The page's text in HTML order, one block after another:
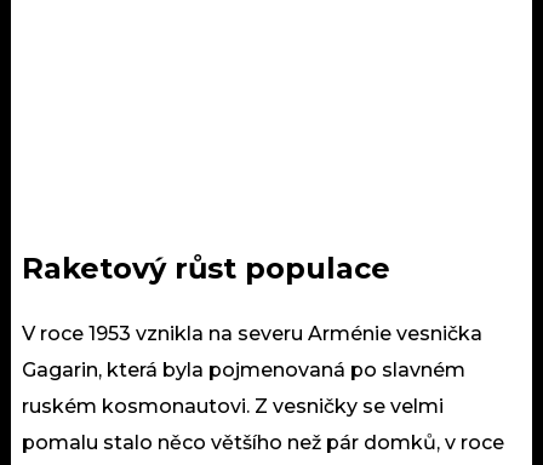
Raketový růst populace
V roce 1953 vznikla na severu Arménie vesnička
Gagarin, která byla pojmenovaná po slavném
ruském kosmonautovi. Z vesničky se velmi
pomalu stalo něco většího než pár domků, v roce